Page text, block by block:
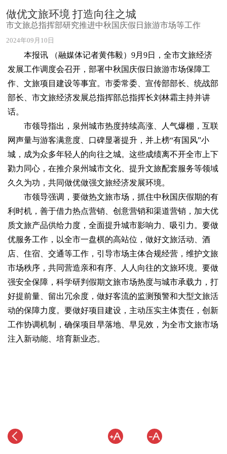
做优文旅环境 打造向往之城
市文旅总指挥部研究推进中秋国庆假日旅游市场等工作
2024年09月10日
本报讯 （融媒体记者黄伟毅）9月9日，全市文旅经济
发展工作调度会召开，部署中秋国庆假日旅游市场保障工
作、文旅项目建设等事宜。市委常委、宣传部部长、统战部
部长、市文旅经济发展总指挥部总指挥长刘林霜主持并讲
话。
市领导指出，泉州城市热度持续高涨、人气爆棚，互联
网声量与游客满意度、口碑显著提升，并上榜“有国风”小
城，成为众多年轻人的向往之城。这些成绩离不开全市上下
勠力同心，在推介泉州城市文化、提升文旅配套服务等领域
久久为功，共同做优做强文旅经济发展环境。
市领导强调，要做热文旅市场，抓住中秋国庆假期的有
利时机，善于借力热点营销、创意营销和渠道营销，加大优
质文旅产品供给力度，全面提升城市影响力、吸引力。要做
优服务工作，以全市一盘棋的高站位，做好文旅活动、酒
店、住宿、交通等工作，引导市场主体合规经营，维护文旅
市场秩序，共同营造亲和有序、人人向往的文旅环境。要做
强安全保障，科学研判假期文旅市场热度与城市承载力，打
好提前量、留出冗余度，做好客流的监测预警和大型文旅活
动的保障力度。要做好项目建设，主动压实主体责任，创新
工作协调机制，确保项目早落地、早见效，为全市文旅市场
注入新动能、培育新业态。